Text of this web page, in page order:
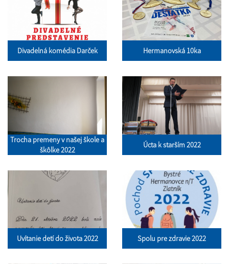
Divadelná komédia Darček Hermanovská 10ka
Trocha premeny v našej škole a
škôlke 2022
Úcta k starším 2022
Uvítanie detí do života 2022 Spolu pre zdravie 2022